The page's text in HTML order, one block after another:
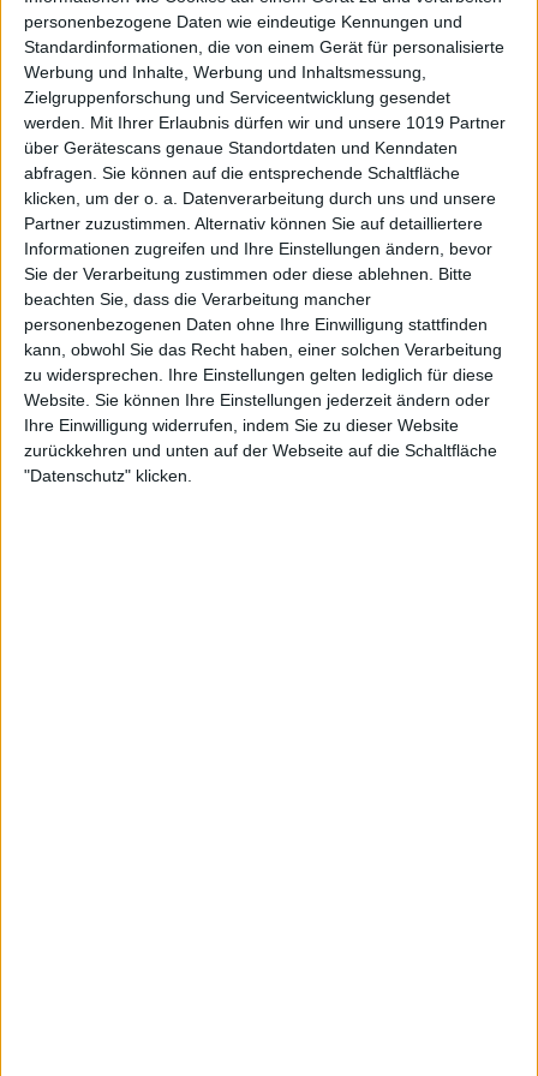
personenbezogene Daten wie eindeutige Kennungen und
Standardinformationen, die von einem Gerät für personalisierte
Werbung und Inhalte, Werbung und Inhaltsmessung,
Zielgruppenforschung und Serviceentwicklung gesendet
werden.
Mit Ihrer Erlaubnis dürfen wir und unsere 1019 Partner
über Gerätescans genaue Standortdaten und Kenndaten
abfragen. Sie können auf die entsprechende Schaltfläche
klicken, um der o. a. Datenverarbeitung durch uns und unsere
Partner zuzustimmen. Alternativ können Sie auf detailliertere
Informationen zugreifen und Ihre Einstellungen ändern, bevor
Sie der Verarbeitung zustimmen oder diese ablehnen.
Bitte
beachten Sie, dass die Verarbeitung mancher
personenbezogenen Daten ohne Ihre Einwilligung stattfinden
kann, obwohl Sie das Recht haben, einer solchen Verarbeitung
zu widersprechen. Ihre Einstellungen gelten lediglich für diese
Website. Sie können Ihre Einstellungen jederzeit ändern oder
Ihre Einwilligung widerrufen, indem Sie zu dieser Website
zurückkehren und unten auf der Webseite auf die Schaltfläche
"Datenschutz" klicken.